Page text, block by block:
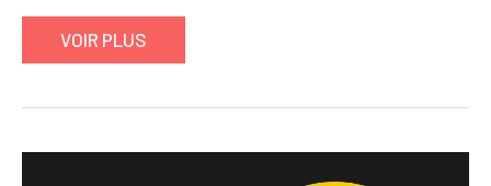
VOIR PLUS